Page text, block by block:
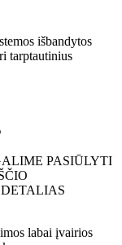
išbandytos
tarptautinius
PASIŪLYTI
labai įvairios